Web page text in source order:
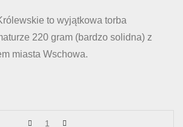
to wyjątkowa torba
220 gram (bardzo solidna) z
miasta Wschowa.